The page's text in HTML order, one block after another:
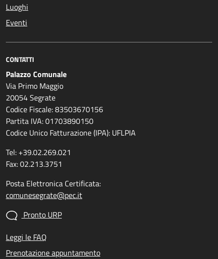
Luoghi
Eventi
CONTATTI
Palazzo Comunale
Via Primo Maggio
20054 Segrate
Codice Fiscale: 83503670156
Partita IVA: 01703890150
Codice Unico Fatturazione (IPA): UFLPIA
Tel: +39.02.269.021
Fax: 02.213.3751
Posta Elettronica Certificata:
comunesegrate@pec.it
Pronto URP
Leggi le FAQ
Prenotazione appuntamento